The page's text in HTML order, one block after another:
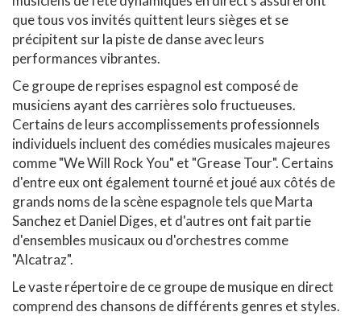
que tous vos invités quittent leurs sièges et se
précipitent sur la piste de danse avec leurs
performances vibrantes.
Ce groupe de reprises espagnol est composé de
musiciens ayant des carrières solo fructueuses.
Certains de leurs accomplissements professionnels
individuels incluent des comédies musicales majeures
comme "We Will Rock You" et "Grease Tour". Certains
d'entre eux ont également tourné et joué aux côtés de
grands noms de la scène espagnole tels que Marta
Sanchez et Daniel Diges, et d'autres ont fait partie
d'ensembles musicaux ou d'orchestres comme
"Alcatraz".
Le vaste répertoire de ce groupe de musique en direct
comprend des chansons de différents genres et styles.